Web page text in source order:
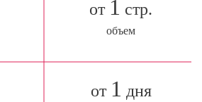
от 1 стр.
объем
от 1 дня